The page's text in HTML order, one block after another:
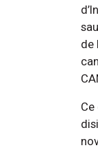
de